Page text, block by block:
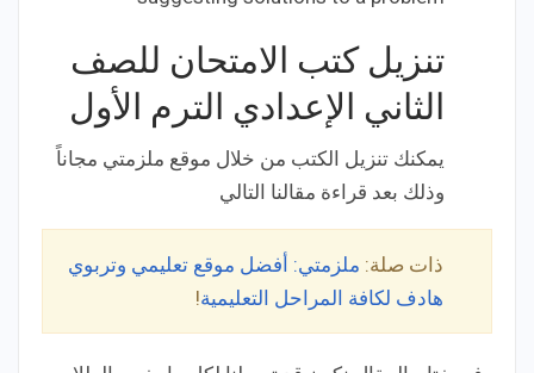
تنزيل كتب الامتحان للصف
الثاني الإعدادي الترم الأول
يمكنك تنزيل الكتب من خلال موقع ملزمتي مجاناً
وذلك بعد قراءة مقالنا التالي
ذات صلة: ملزمتي: أفضل موقع تعليمي وتربوي
هادف لكافة المراحل التعليمية!